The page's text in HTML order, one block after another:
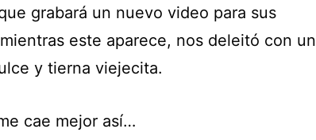
grabará un nuevo video para sus
este aparece, nos deleitó con un
y tierna viejecita.
cae mejor así…